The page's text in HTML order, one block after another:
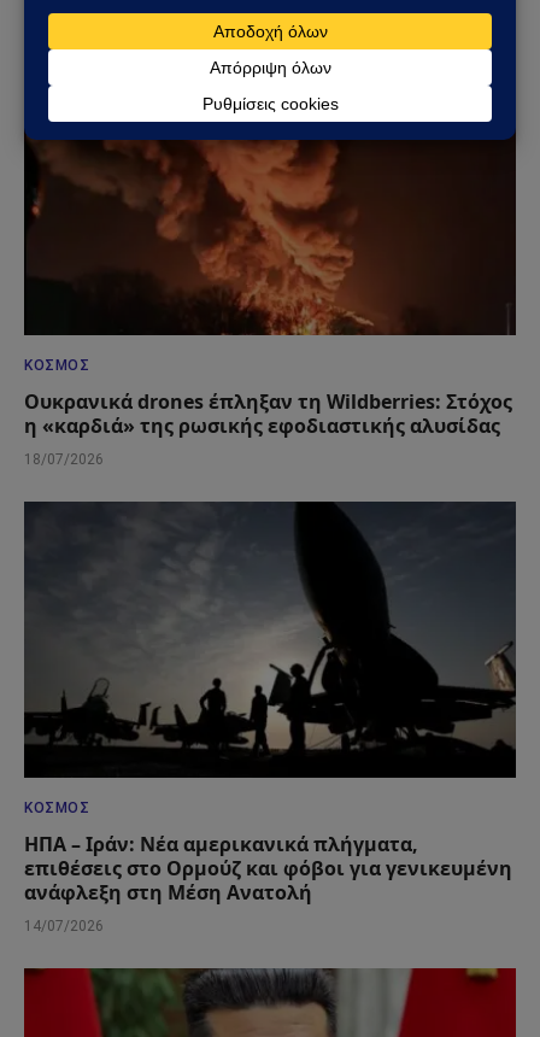
25/07/2026
ΚΌΣΜΟΣ
Ουκρανικά drones έπληξαν τη Wildberries: Στόχος
η «καρδιά» της ρωσικής εφοδιαστικής αλυσίδας
18/07/2026
ΚΌΣΜΟΣ
ΗΠΑ – Ιράν: Νέα αμερικανικά πλήγματα,
επιθέσεις στο Ορμούζ και φόβοι για γενικευμένη
ανάφλεξη στη Μέση Ανατολή
14/07/2026